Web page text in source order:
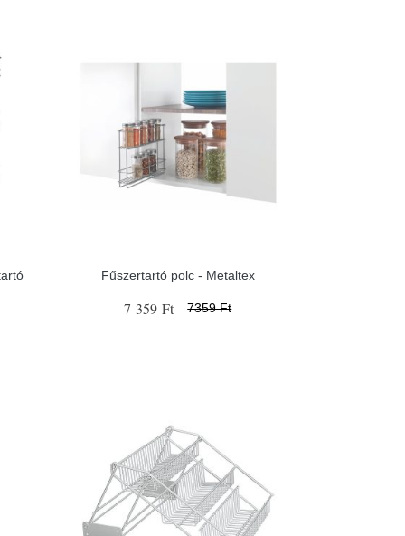
Fűszertartó polc - Metaltex
7 359 Ft 7359 Ft